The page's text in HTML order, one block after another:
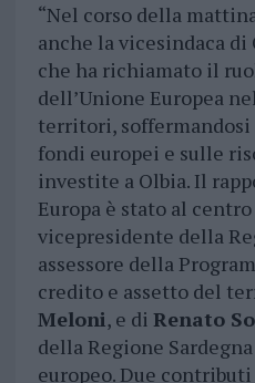
“Nel corso della
anche la vicesindaca di
che ha richiamato il
dell’Unione Europea
territori,
fondi europei e sulle
investite a Olbia. Il
Europa è stato al
vicepresidente della
assessore della
credito e assetto del
Meloni, e di Renato
della Regione
europeo. Due